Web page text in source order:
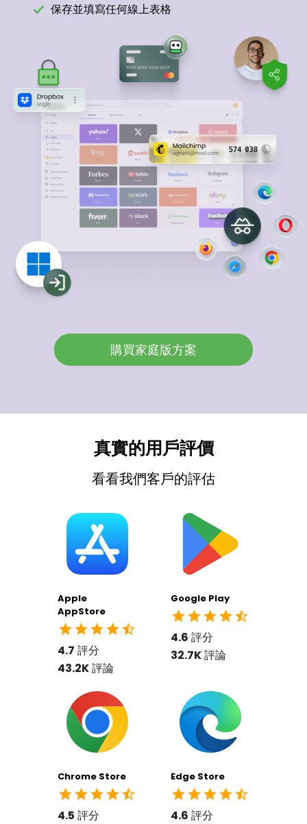
保存並填寫任何線上表格
購買家庭版方案
真實的用戶評價
看看我們客戶的評估
Apple
AppStore
4.7 評分
43.2K評論
Google Play
4.6 評分
32.7K評論
Chrome Store
4.5 評分
Edge Store
4.6 評分